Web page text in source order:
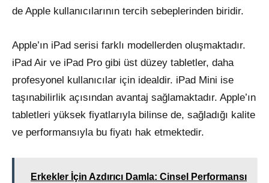
de Apple kullanıcılarının tercih sebeplerinden biridir.
Apple’ın iPad serisi farklı modellerden oluşmaktadır.
iPad Air ve iPad Pro gibi üst düzey tabletler, daha
profesyonel kullanıcılar için idealdir. iPad Mini ise
taşınabilirlik açısından avantaj sağlamaktadır. Apple’ın
tabletleri yüksek fiyatlarıyla bilinse de, sağladığı kalite
ve performansıyla bu fiyatı hak etmektedir.
Erkekler İçin Azdırıcı Damla: Cinsel Performansı